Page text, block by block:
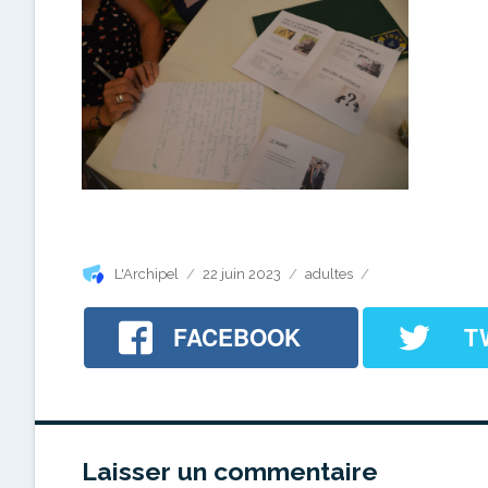
Auteur
L'Archipel
Publié
22 juin 2023 Catégories
adultes
FACEBOOK
Laisser un commentaire